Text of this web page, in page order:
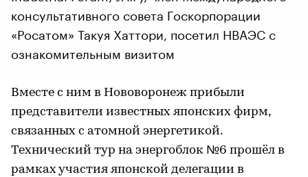
консультативного совета Госкорпорации
«Росатом» Такуя Хаттори, посетил НВАЭС с
ознакомительным визитом
Вместе с ним в Нововоронеж прибыли
представители известных японских фирм,
связанных с атомной энергетикой.
Технический тур на энергоблок №6 прошёл в
рамках участия японской делегации в